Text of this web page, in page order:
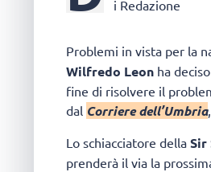
i Redazione
Problemi in vista per la
Wilfredo Leon ha
fine di risolvere il
dal Corriere dell’Umbria
Lo schiacciatore della Sir
prenderà il via la